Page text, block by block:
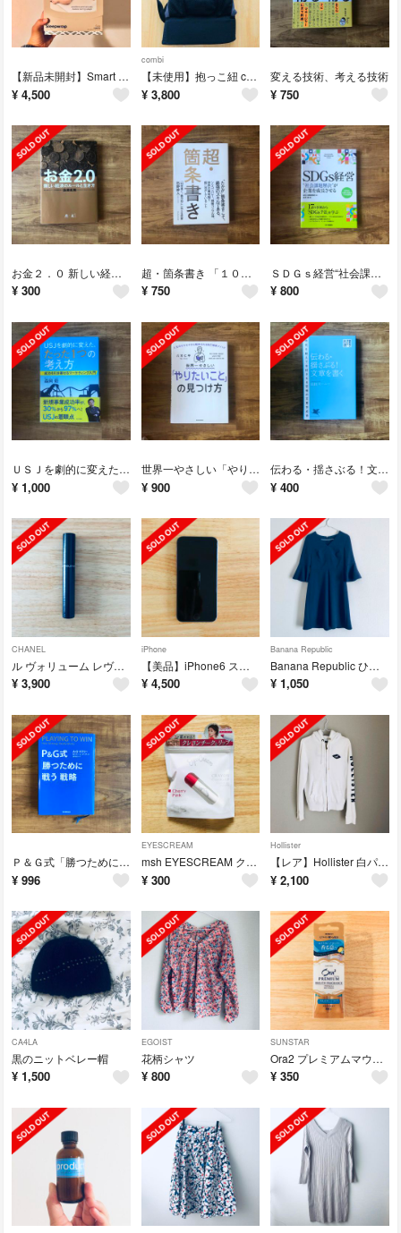
【新品未開封】Smart Start snoozzz うつぶせ寝防止ベルト
¥ 4,500
combi
【未使用】抱っこ紐 combi ハグッテ
¥ 3,800
変える技術、考える技術
¥ 750
お金２．０ 新しい経済のルールと生き方
¥ 300
超・箇条書き 「１０倍速く、魅力的に」伝える技術
¥ 750
ＳＤＧｓ経営“社会課題解決”が企業を成長させる
¥ 800
ＵＳＪを劇的に変えた、たった１つの考え方 成功を引き寄せるマ－ケティング入門
¥ 1,000
世界一やさしい「やりたいこと」の見つけ方 人生のモヤモヤから解放される自己理解メ
¥ 900
伝わる・揺さぶる！文章を書く
¥ 400
CHANEL
ル ヴォリューム レヴォリューション ドゥ シャネル マスカラ 10 ヌワール
¥ 3,900
iPhone
【美品】iPhone6 スペースグレー simフリー 16GB
¥ 4,500
Banana Republic
Banana Republic ひざ丈ワンピース 袖フレア
¥ 1,050
Ｐ＆Ｇ式「勝つために戦う」戦略
¥ 996
EYESCREAM
msh EYESCREAM クレヨンチーク＆リップ チェリーピンク
¥ 300
Hollister
【レア】Hollister 白パーカー
¥ 2,100
CA4LA
黒のニットベレー帽
¥ 1,500
EGOIST
花柄シャツ
¥ 800
SUNSTAR
Ora2 プレミアムマウスウォッシュ アクアティックシトラス
¥ 350